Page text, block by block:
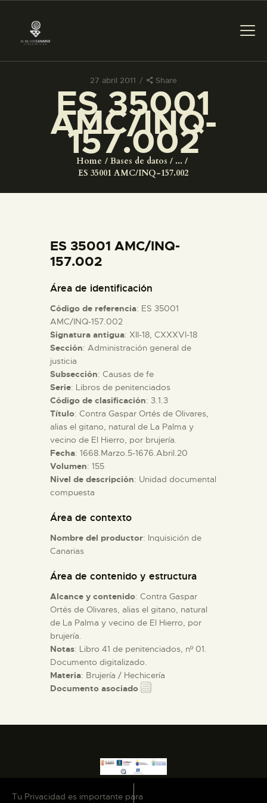
27 abril 2011 Share
ES 35001
AMC/INQ-
157.002
Home Bases de datos
...
ES 35001 AMC/INQ-157.002
PREPARAR LA VISITA
ACTIVIDADES
COLECCIONES
ESPAÑOL
PREPARAR LA VISITA
ACTIVIDADES
█
EL MUSEO
COLECCIONES
ES 35001 AMC/INQ-
157.002
Área de identificación
Código de referencia: ES 35001
AMC/INQ-157.002
Signatura antigua: XII-18, CXXXVI-18
Sección: Administración general de
justicia
Subsección: Causas de fe
Serie: Libros de penitenciados
Código de clasificación: 3.1.3
Título: Contra Gaspar Ortés de Olivares,
alias el gitano, natural de La Palma y
vecino de El Hierro, por brujería.
Fecha: 1668.Marzo.5-1676.Abril.20
Volumen: 155
Nivel de descripción: Unidad documental
compuesta
Área de contexto
Nombre del productor: Inquisición de
Canarias
Área de contenido y estructura
Alcance y contenido: Contra Gaspar
Ortés de Olivares, alias el gitano, natural
de La Palma y vecino de El Hierro, por
brujería.
Notas: Libro 41 de penitenciados, nº 01.
Documento digitalizado.
Materia: Brujería / Hechicería
Documento asociado
Tu Privacidad es importante para